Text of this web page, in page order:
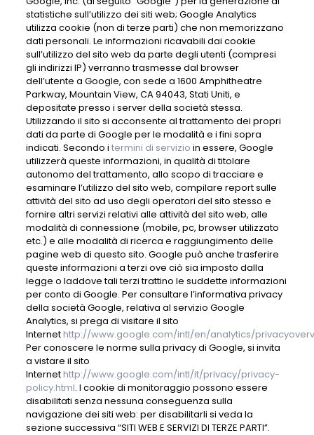
statistiche sull’utilizzo dei siti web; Google Analytics
utilizza cookie (non di terze parti) che non memorizzano
dati personali. Le informazioni ricavabili dai cookie
sull’utilizzo del sito web da parte degli utenti (compresi
gli indirizzi IP) verranno trasmesse dal browser
dell’utente a Google, con sede a 1600 Amphitheatre
Parkway, Mountain View, CA 94043, Stati Uniti, e
depositate presso i server della società stessa.
Utilizzando il sito si acconsente al trattamento dei propri
dati da parte di Google per le modalità e i fini sopra
indicati. Secondo i termini di servizio in essere, Google
utilizzerà queste informazioni, in qualità di titolare
autonomo del trattamento, allo scopo di tracciare e
esaminare l’utilizzo del sito web, compilare report sulle
attività del sito ad uso degli operatori del sito stesso e
fornire altri servizi relativi alle attività del sito web, alle
modalità di connessione (mobile, pc, browser utilizzato
etc.) e alle modalità di ricerca e raggiungimento delle
pagine web di questo sito. Google può anche trasferire
queste informazioni a terzi ove ciò sia imposto dalla
legge o laddove tali terzi trattino le suddette informazioni
per conto di Google. Per consultare l’informativa privacy
della società Google, relativa al servizio Google
Analytics, si prega di visitare il sito
Internet http://www.google.com/intl/en/analytics/
Per conoscere le norme sulla privacy di Google, si invita
a vistare il sito
Internet http://www.google.com/intl/it/privacy/privacy-
policy.html. I cookie di monitoraggio possono essere
disabilitati senza nessuna conseguenza sulla
navigazione dei siti web: per disabilitarli si veda la
sezione successiva “SITI WEB E SERVIZI DI TERZE PARTI”.